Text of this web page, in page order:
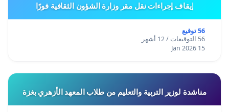
إيقاف إجراءات نقل مقر وزارة الشؤون الثقافية فورًا
56 توقيع
56 التوقيعات / 12 أشهر
15 Jan 2026
مناشدة لوزير التربية والتعليم من طلاب المعهد الأزهري بغزة